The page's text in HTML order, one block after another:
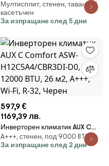
система Nippon N40B-36HFN8-
Q, 36000 BTU, 70 м2, А++/А, R-
32, Бял
Мултисплит, стенен, таванен/
касетъчен
За изпращане след 5 дни
597,9 €
1169,39 лв.
Инверторен климатик AUX C
Comfort ASW-
H12C5A4/CBR3DI-D0, 12000
A+++, стенен, под 9000 BTU
За изпращане след 2 дни